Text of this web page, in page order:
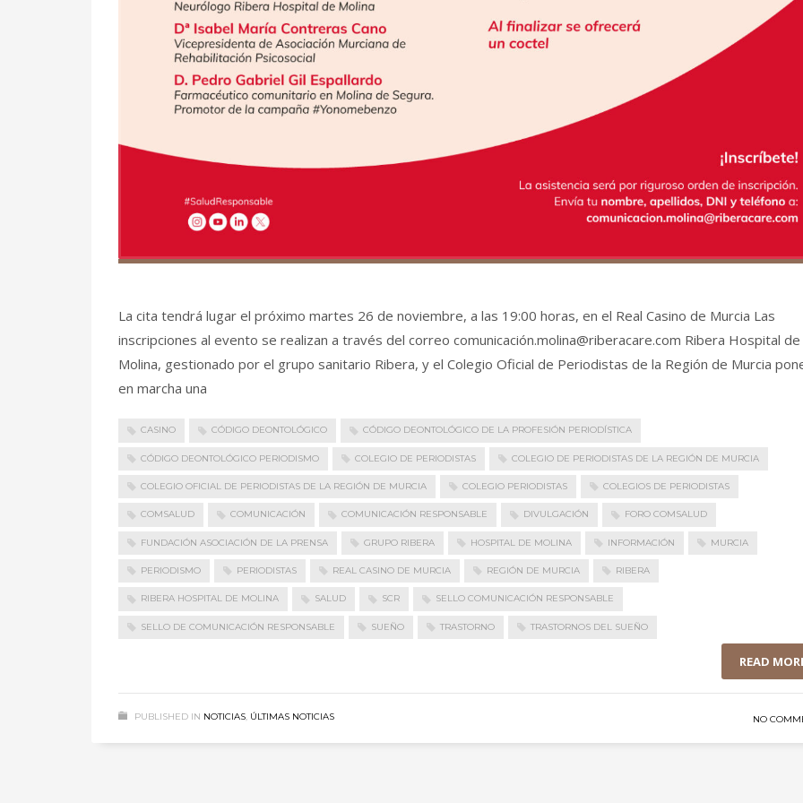
La cita tendrá lugar el próximo martes 26 de noviembre, a las 19:00 horas, en el Real Casino de Murcia Las
inscripciones al evento se realizan a través del correo comunicación.molina@riberacare.com Ribera Hospital de
Molina, gestionado por el grupo sanitario Ribera, y el Colegio Oficial de Periodistas de la Región de Murcia
en marcha una
CASINO CÓDIGO DEONTOLÓGICO CÓDIGO DEONTOLÓGICO DE LA PROFESIÓN PERIODÍSTICA
CÓDIGO DEONTOLÓGICO PERIODISMO COLEGIO DE PERIODISTAS COLEGIO DE PERIODISTAS DE LA REGIÓN DE MURCIA
COLEGIO OFICIAL DE PERIODISTAS DE LA REGIÓN DE MURCIA COLEGIO PERIODISTAS COLEGIOS DE PERIODISTAS
COMSALUD COMUNICACIÓN COMUNICACIÓN RESPONSABLE DIVULGACIÓN FORO COMSALUD
FUNDACIÓN ASOCIACIÓN DE LA PRENSA GRUPO RIBERA HOSPITAL DE MOLINA INFORMACIÓN MURCIA
PERIODISMO PERIODISTAS REAL CASINO DE MURCIA REGIÓN DE MURCIA RIBERA
RIBERA HOSPITAL DE MOLINA SALUD SCR SELLO COMUNICACIÓN RESPONSABLE
SELLO DE COMUNICACIÓN RESPONSABLE SUEÑO TRASTORNO TRASTORNOS DEL SUEÑO
READ
PUBLISHED IN NOTICIAS, ÚLTIMAS NOTICIAS NO